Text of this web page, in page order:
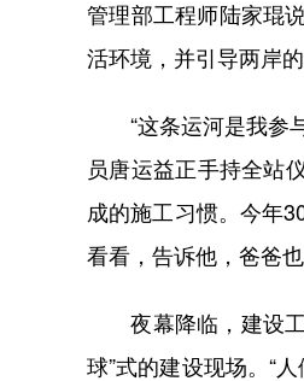
管理部工程师陆家琨
活环境，并引导两岸
“这条运河是我参与
员唐运益正手持全站
成的施工习惯。今年
看看，告诉他，爸爸也
夜幕降临，建设工
球”式的建设现场。“